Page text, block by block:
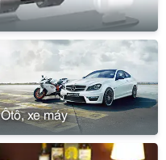
Ôtô, xe máy